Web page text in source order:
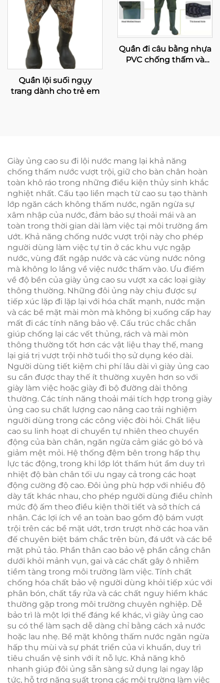
Quần lội suối ngụy
trang dành cho trẻ em
Quần đi câu bằng nhựa
PVC chống thấm và
Giày ủng cao su đi lội nước mang lại khả năng
chống thấm nước vượt trội, giữ cho bàn chân hoàn
toàn khô ráo trong những điều kiện thủy sinh khắc
nghiệt nhất. Cấu tạo liền mạch từ cao su tạo thành
lớp ngăn cách không thấm nước, ngăn ngừa sự
xâm nhập của nước, đảm bảo sự thoải mái và an
toàn trong thời gian dài làm việc tại môi trường ẩm
ướt. Khả năng chống nước vượt trội này cho phép
người dùng làm việc tự tin ở các khu vực ngập
nước, vùng đất ngập nước và các vùng nước nông
mà không lo lắng về việc nước thấm vào. Ưu điểm
về độ bền của giày ủng cao su vượt xa các loại giày
thông thường. Những đôi ủng này chịu được sự
tiếp xúc lặp đi lặp lại với hóa chất mạnh, nước mặn
và các bề mặt mài mòn mà không bị xuống cấp hay
mất đi các tính năng bảo vệ. Cấu trúc chắc chắn
giúp chống lại các vết thủng, rách và mài mòn
thông thường tốt hơn các vật liệu thay thế, mang
lại giá trị vượt trội nhờ tuổi thọ sử dụng kéo dài.
Người dùng tiết kiệm chi phí lâu dài vì giày ủng cao
su cần được thay thế ít thường xuyên hơn so với
giày làm việc hoặc giày đi bộ đường dài thông
thường. Các tính năng thoải mái tích hợp trong giày
ủng cao su chất lượng cao nâng cao trải nghiệm
người dùng trong các công việc đòi hỏi. Chất liệu
cao su linh hoạt di chuyển tự nhiên theo chuyển
động của bàn chân, ngăn ngừa cảm giác gò bó và
giảm mệt mỏi. Hệ thống đệm bên trong hấp thụ
lực tác động, trong khi lớp lót thấm hút ẩm duy trì
nhiệt độ bàn chân tối ưu ngay cả trong các hoạt
động cường độ cao. Đôi ủng phù hợp với nhiều độ
dày tất khác nhau, cho phép người dùng điều chỉnh
mức độ ấm theo điều kiện thời tiết và sở thích cá
nhân. Các lợi ích về an toàn bao gồm độ bám vượt
trội trên các bề mặt ướt, trơn trượt nhờ các hoa văn
đế chuyên biệt bám chắc trên bùn, đá ướt và các bề
mặt phủ tảo. Phần thân cao bảo vệ phần cẳng chân
dưới khỏi mảnh vụn, gai và các chất gây ô nhiễm
tiềm tàng trong môi trường làm việc. Tính chất
chống hóa chất bảo vệ người dùng khỏi tiếp xúc với
phân bón, chất tẩy rửa và các chất nguy hiểm khác
thường gặp trong môi trường chuyên nghiệp. Dễ
bảo trì là một lợi thế đáng kể khác, vì giày ủng cao
su có thể làm sạch dễ dàng chỉ bằng cách xả nước
hoặc lau nhẹ. Bề mặt không thấm nước ngăn ngừa
hấp thụ mùi và sự phát triển của vi khuẩn, duy trì
tiêu chuẩn vệ sinh với ít nỗ lực. Khả năng khô
nhanh giúp đôi ủng sẵn sàng sử dụng lại ngay lập
tức, hỗ trợ năng suất trong các môi trường làm việc